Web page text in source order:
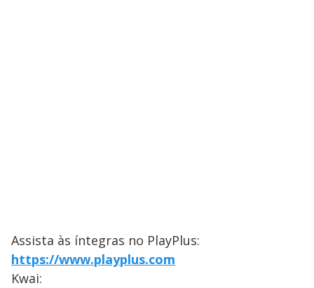
Assista às íntegras no PlayPlus:
https://www.playplus.com
Kwai: